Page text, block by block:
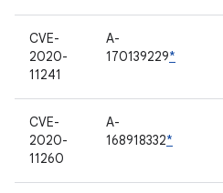
CVE-
2020-
11241
A-
170139229*
CVE-
2020-
11260
A-
168918332*